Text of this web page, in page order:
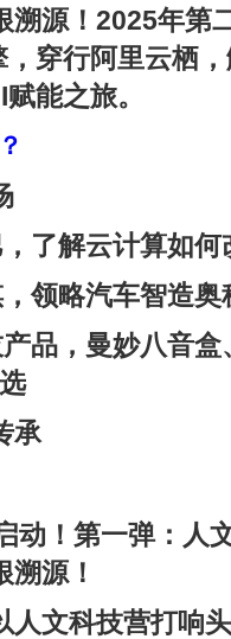
源！ 2025年第
穿行阿里云栖
能之旅。
了解云计算如何
领略汽车智造奥
品，曼妙八音
承
动！第一弹：人
源！
人文科技营打响